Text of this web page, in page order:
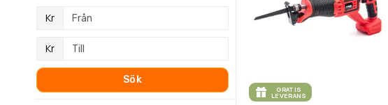
GRATIS
LEVERANS
Kr
Kr
Sök